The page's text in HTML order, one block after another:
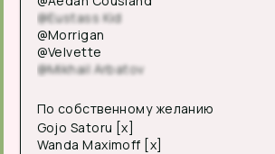
@Eustass Kid
@Morrigan
@Velvette
@Mikhail Arbatov
По собственному желанию
Gojo Satoru [x]
Wanda Maximoff [x]